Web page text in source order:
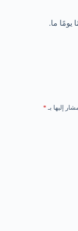
يومًا ما.
إليها بـ *